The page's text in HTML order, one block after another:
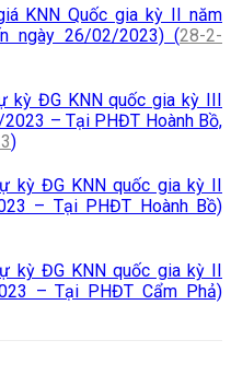
KNN Quốc gia kỳ II năm
ngày 26/02/2023) (28-2-
kỳ ĐG KNN quốc gia kỳ III
– Tại PHĐT Hoành Bồ,
)
kỳ ĐG KNN quốc gia kỳ II
– Tại PHĐT Hoành Bồ)
kỳ ĐG KNN quốc gia kỳ II
– Tại PHĐT Cẩm Phả)